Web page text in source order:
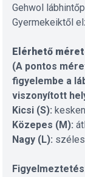
Gehwol
Gyermekeiktől
Elérhető
(A pontos
figyelembe a
viszonyított
Kicsi (S):
Közepes (M):
Nagy (L):